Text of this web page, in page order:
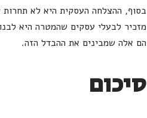
בסוף, ההצלחה העסקית היא לא
הם אלה שמבינים את ההבדל הזה.
סיכום